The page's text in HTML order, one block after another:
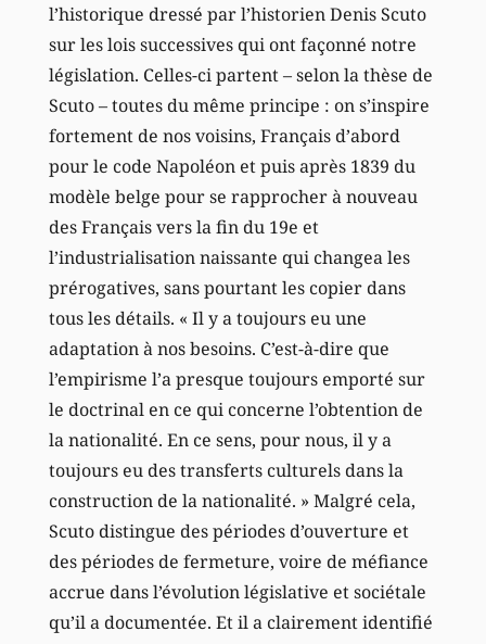
l’historique dressé par l’historien Denis Scuto
sur les lois successives qui ont façonné notre
législation. Celles-ci partent – selon la thèse de
Scuto – toutes du même principe : on s’inspire
fortement de nos voisins, Français d’abord
pour le code Napoléon et puis après 1839 du
modèle belge pour se rapprocher à nouveau
des Français vers la fin du 19e et
l’industrialisation naissante qui changea les
prérogatives, sans pourtant les copier dans
tous les détails. « Il y a toujours eu une
adaptation à nos besoins. C’est-à-dire que
l’empirisme l’a presque toujours emporté sur
le doctrinal en ce qui concerne l’obtention de
la nationalité. En ce sens, pour nous, il y a
toujours eu des transferts culturels dans la
construction de la nationalité. » Malgré cela,
Scuto distingue des périodes d’ouverture et
des périodes de fermeture, voire de méfiance
accrue dans l’évolution législative et sociétale
qu’il a documentée. Et il a clairement identifié